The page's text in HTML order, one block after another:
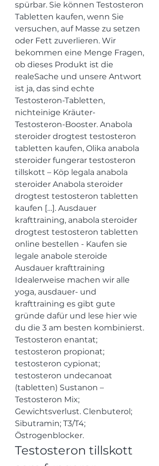
spürbar. Sie können Testosteron
Tabletten kaufen, wenn Sie
versuchen, auf Masse zu setzen
oder Fett zuverlieren. Wir
bekommen eine Menge Fragen,
ob dieses Produkt ist die
realeSache und unsere Antwort
ist ja, das sind echte
Testosteron-Tabletten,
nichteinige Kräuter-
Testosteron-Booster. Anabola
steroider drogtest testosteron
tabletten kaufen, Olika anabola
steroider fungerar testosteron
tillskott – Köp legala anabola
steroider Anabola steroider
drogtest testosteron tabletten
kaufen […]. Ausdauer
krafttraining, anabola steroider
drogtest testosteron tabletten
online bestellen - Kaufen sie
legale anabole steroide
Ausdauer krafttraining
Idealerweise machen wir alle
yoga, ausdauer- und
krafttraining es gibt gute
gründe dafür und lese hier wie
du die 3 am besten kombinierst.
Testosteron enantat;
testosteron propionat;
testosteron cypionat;
testosteron undecanoat
(tabletten) Sustanon –
Testosteron Mix;
Gewichtsverlust. Clenbuterol;
Sibutramin; T3/T4;
Östrogenblocker.
Testosteron tillskott